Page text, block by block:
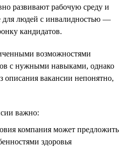
развивают рабочую среду и
для людей с инвалидностью —
кандидатов.
возможностями
с нужными навыками, однако
описания вакансии непонятно,
важно:
компания может предложить
здоровья